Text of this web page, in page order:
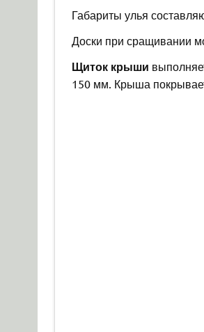
Габариты улья
Доски при сращивании
Щиток крыши
150 мм. Крыша